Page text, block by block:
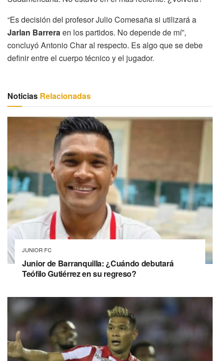
“Es decisión del profesor Julio Comesaña si utilizará a
Jarlan Barreraen los partidos. No depende de mí”,
concluyó Antonio Char al respecto. Es algo que se debe
definir entre el cuerpo técnico y el jugador.
Noticias Relacionadas
JUNIOR FC
Junior de Barranquilla: ¿Cuándo debutará
Teófilo Gutiérrez en su regreso?